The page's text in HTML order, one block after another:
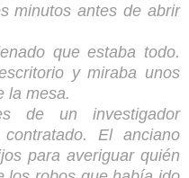
minutos antes de abrir
que estaba todo.
y miraba unos
la mesa.
de un investigador
El anciano
para averiguar quién